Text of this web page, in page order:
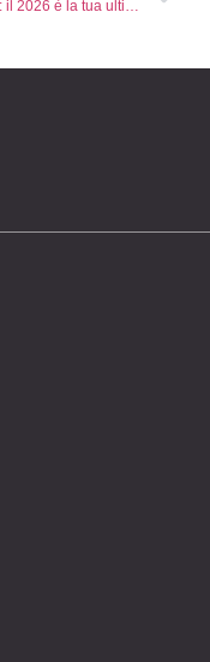
AI FoMO: il 2026 è la tua ultima occasione?